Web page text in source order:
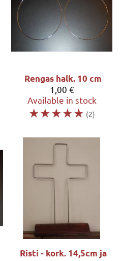
Rengas halk. 10 cm
1,00 €
Available in stock
☆☆☆☆☆ (2)
Risti - kork. 14,5cm ja